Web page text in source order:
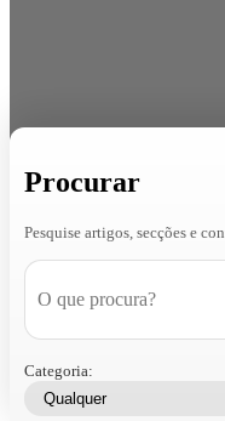
Procurar
Pesquise artigos, secções e
Categoria: